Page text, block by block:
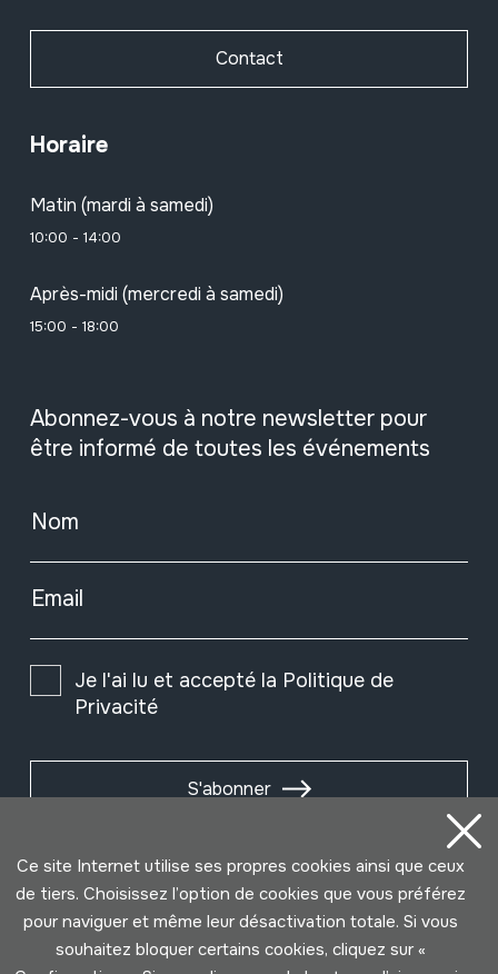
Contact
Horaire
Matin (mardi à samedi)
10:00 - 14:00
Après-midi (mercredi à samedi)
15:00 - 18:00
Abonnez-vous à notre newsletter pour
être informé de toutes les événements
Nom
Email
Je l'ai lu et accepté la Politique de
Privacité
S'abonner
Ce site Internet utilise ses propres cookies ainsi que ceux
de tiers. Choisissez l’option de cookies que vous préférez
pour naviguer et même leur désactivation totale. Si vous
souhaitez bloquer certains cookies, cliquez sur «